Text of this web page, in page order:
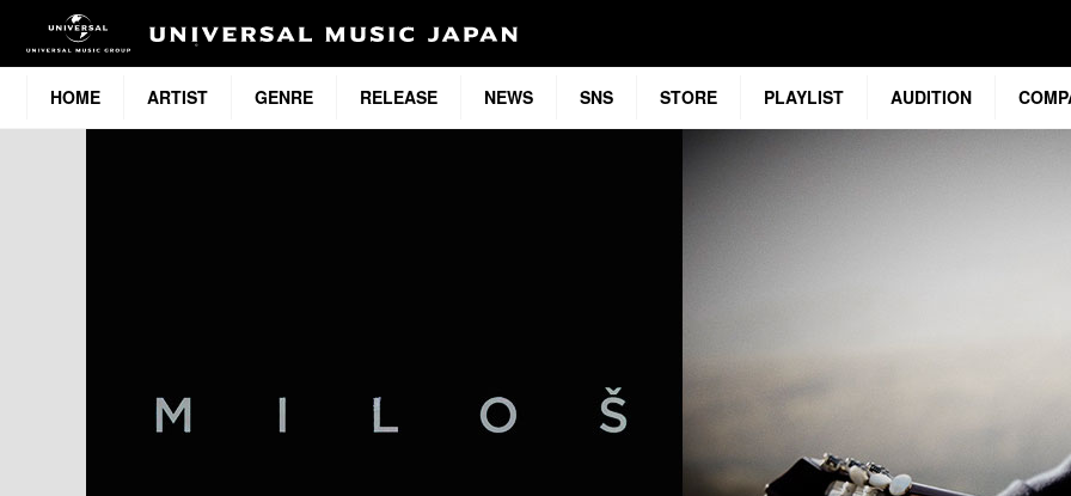
HOME ARTIST GENRE RELEASE NEWS SNS STORE PLAYLIST AUDITION